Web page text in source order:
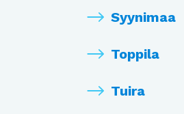
Syynimaa
Toppila
Tuira